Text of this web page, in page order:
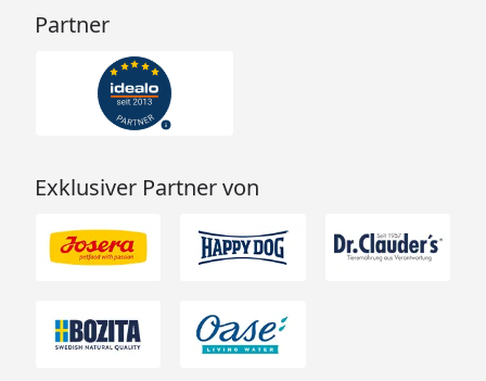
Partner
Exklusiver Partner von